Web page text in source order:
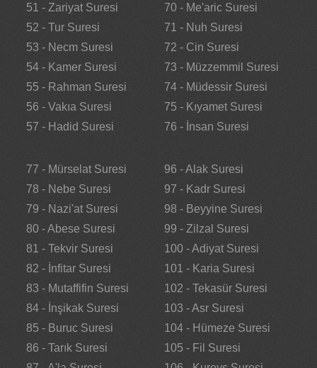
51 - Zariyat Suresi
52 - Tur Suresi
53 - Necm Suresi
54 - Kamer Suresi
55 - Rahman Suresi
56 - Vakıa Suresi
57 - Hadid Suresi
70 - Me'aric Suresi
71 - Nuh Suresi
72 - Cin Suresi
73 - Müzzemmil Suresi
74 - Müdessir Suresi
75 - Kıyamet Suresi
76 - İnsan Suresi
77 - Mürselat Suresi
78 - Nebe Suresi
79 - Nazi'at Suresi
80 - Abese Suresi
81 - Tekvir Suresi
82 - İnfitar Suresi
83 - Mutaffifin Suresi
84 - İnşikak Suresi
85 - Buruc Suresi
86 - Tarık Suresi
96 - Alak Suresi
97 - Kadr Suresi
98 - Beyyine Suresi
99 - Zilzal Suresi
100 - Adiyat Suresi
101 - Karia Suresi
102 - Tekasür Suresi
103 - Asr Suresi
104 - Hümeze Suresi
105 - Fil Suresi